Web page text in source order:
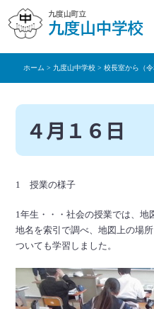
文
移
ホーム > 九度山中学校 >校長室から（令
４月１６日
1 授業の様子
1年生・・・社会の授業では、地
地名を索引で調べ、地図上の場
ついても学習しました。